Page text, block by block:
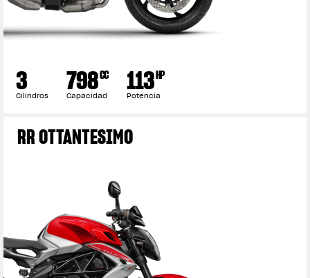
3
Cilindros 798CC
Capacidad 113HP
Potencia
RR OTTANTESIMO